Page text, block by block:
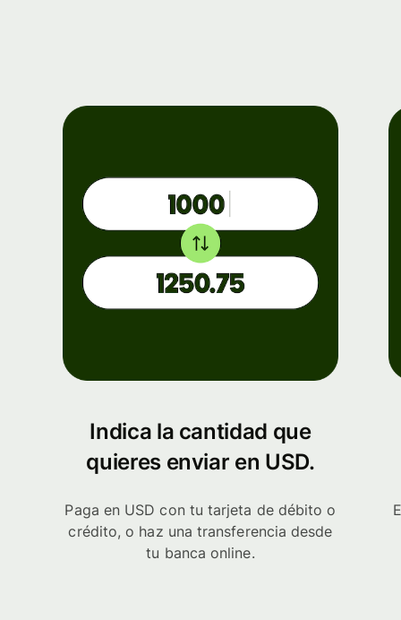
Indica la cantidad que
quieres enviar en USD.
Paga en USD con tu tarjeta de débito o
crédito, o haz una transferencia desde
tu banca online.